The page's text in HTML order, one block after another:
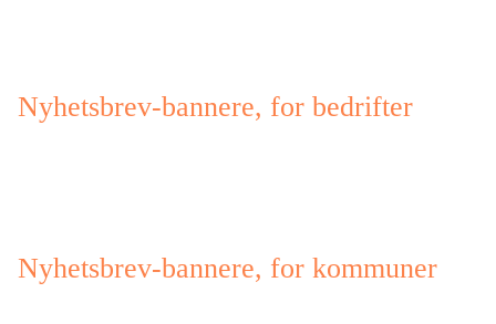
Nyhetsbrev-bannere, for bedrifter
Nyhetsbrev-bannere, for kommuner